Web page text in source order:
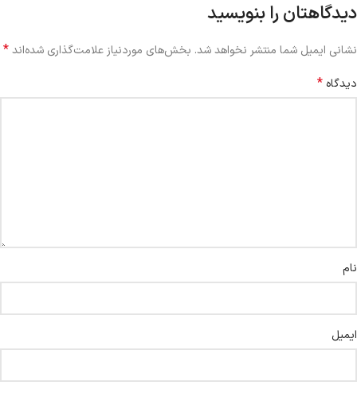
دیدگاهتان را بنویسید
نشانی ایمیل شما منتشر نخواهد شد. بخش‌های موردنیاز علامت‌گذاری شده‌اند*
دیدگاه *
نام
ایمیل